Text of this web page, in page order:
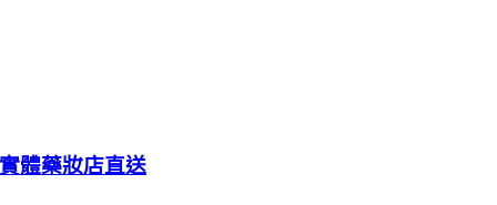
體藥妝店直送